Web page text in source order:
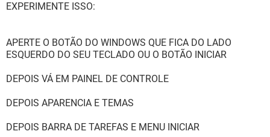
EXPERIMENTE ISSO:
APERTE O BOTÃO DO WINDOWS QUE FICA DO LADO
ESQUERDO DO SEU TECLADO OU O BOTÃO INICIAR
DEPOIS VÁ EM PAINEL DE CONTROLE
DEPOIS APARENCIA E TEMAS
DEPOIS BARRA DE TAREFAS E MENU INICIAR